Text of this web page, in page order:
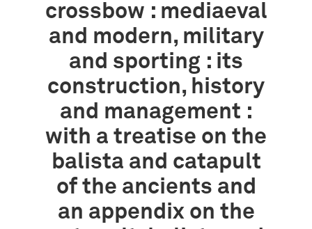
crossbow : mediaeval
and modern, military
and sporting : its
construction, history
and management :
with a treatise on the
balista and catapult
of the ancients and
an appendix on the